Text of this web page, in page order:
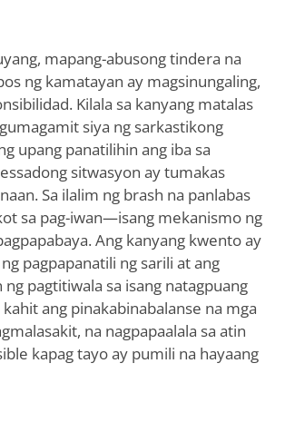
mapang-abusong tindera na
ng kamatayan ay magsinungaling,
Kilala sa kanyang matalas
siya ng sarkastikong
upang panatilihin ang iba sa
sitwasyon ay tumakas
Sa ilalim ng brash na panlabas
sa pag-iwan—isang mekanismo ng
Ang kanyang kwento ay
pagpapanatili ng sarili at ang
pagtitiwala sa isang natagpuang
ang pinakabinabalanse na mga
na nagpapaalala sa atin
kapag tayo ay pumili na hayaang